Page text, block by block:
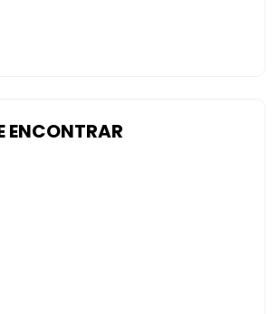
ENCONTRAR